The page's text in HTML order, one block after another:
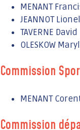
MENANT
JEANNOT Lionel
TAVERNE David
OLESKOW
Commission
MENANT
Commission